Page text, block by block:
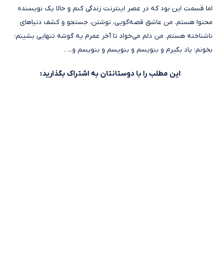
اما قسمت این بود که در عصر اینترنت زندگی کنم و حالا یک نویسنده
محتوا هستم. من عاشق قصه‌گویی، نوشتن، جستجو و کشف دنیاهای
ناشناخته هستم. من دلم می‌خواد تا آخر عمرم یه گوشه تنهایی بشینم؛
بخونم؛ یاد بگیرم و بنویسم و بنویسم و بنویسم و... .
این مطلب را با دوستانتان به اشتراک بگذارید: